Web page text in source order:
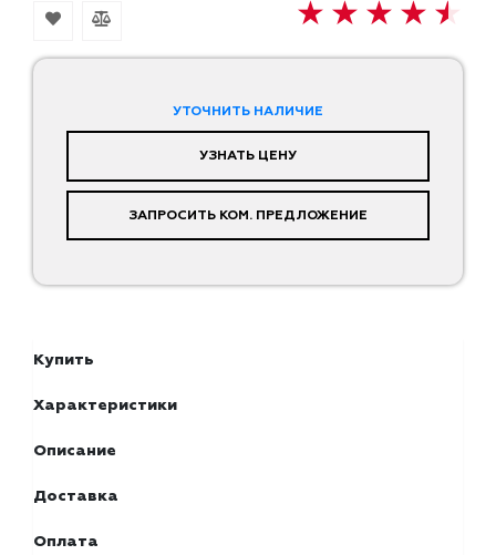
УТОЧНИТЬ НАЛИЧИЕ
УЗНАТЬ ЦЕНУ
ЗАПРОСИТЬ КОМ. ПРЕДЛОЖЕНИЕ
Купить
Характеристики
Описание
Доставка
Оплата